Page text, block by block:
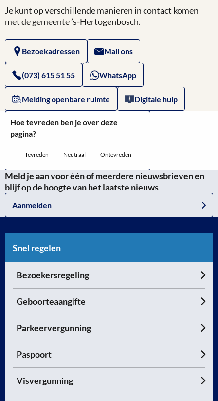
Koo
Website
Belastingsamenwerking
Oost-
(BSOB)
Je kunt op verschillende manieren in contact komen
met de gemeente ’s-Hertogenbosch.
Bezoekadressen Mail ons
(073) 615 51 55 WhatsApp
Melding openbare ruimte Digitale hulp
Hoe tevreden ben je over deze
pagina?
Tevreden Neutraal Ontevreden
Meld je aan voor één of meerdere nieuwsbrieven en
blijf op de hoogte van het laatste nieuws
Aanmelden
Snel regelen
Bezoekersregeling
Geboorteaangifte
Parkeervergunning
Paspoort
Visvergunning